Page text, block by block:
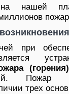
нашей
при
(горения)
Пожар
трех